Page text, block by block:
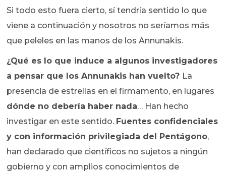
Si todo esto fuera cierto, sí tendría sentido lo que
viene a continuación y nosotros no seríamos más
que peleles en las manos de los Annunakis.
¿Qué es lo que induce a algunos investigadores
a pensar que los Annunakis han vuelto? La
presencia de estrellas en el firmamento, en lugares
dónde no debería haber nada… Han hecho
investigar en este sentido. Fuentes confidenciales
y con información privilegiada del Pentágono,
han declarado que científicos no sujetos a ningún
gobierno y con amplios conocimientos de